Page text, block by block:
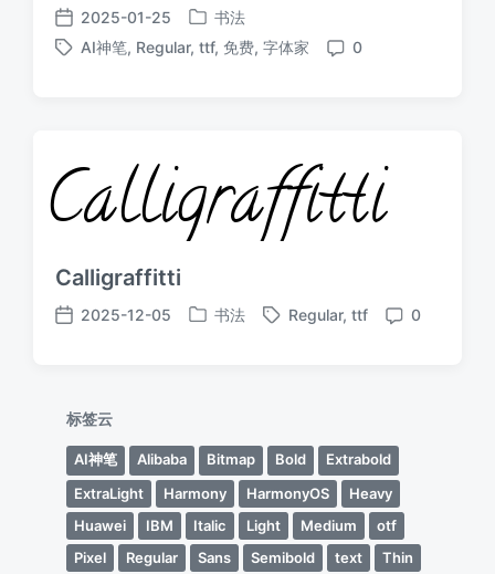
发
布
2025-01-25
发
布
书法
标
AI神笔, Regular, ttf, 免费, 字体家
评
0
Calligraffitti
发
2025-12-05
发
书法
标
Regular, ttf
评
0
标签云
AI神笔 Alibaba Bitmap Bold
Extrabold
ExtraLight
Harmony HarmonyOS
Heavy
Huawei
IBM Italic Light Medium
otf
Pixel
Regular Sans Semibold text
Thin